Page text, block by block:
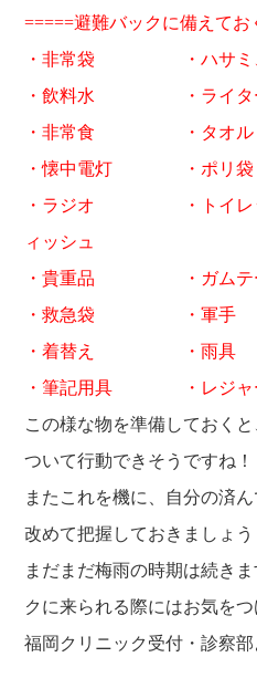
=====避難バックに備えてお
・非常袋 ・ハサミ、
・飲料水 ・ライタ
・非常食 ・タオル
・懐中電灯 ・ポリ袋
・ラジオ ・トイレッ
ィッシュ
・貴重品 ・ガムテ
・救急袋 ・軍手
・着替え ・雨具
・筆記用具 ・レジャ
この様な物を準備しておく
ついて行動できそうですね！
またこれを機に、自分の済
改めて把握しておきましょう
まだまだ梅雨の時期は続き
クに来られる際にはお気をつ
福岡クリニック受付・診察